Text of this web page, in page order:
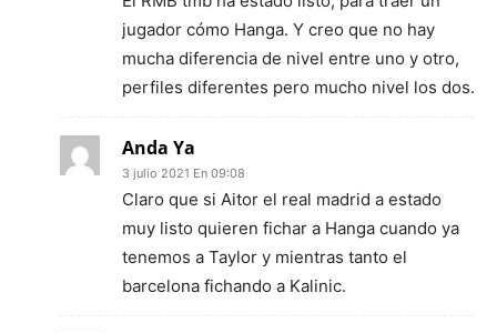
jugador cómo Hanga. Y creo que no hay
mucha diferencia de nivel entre uno y otro,
perfiles diferentes pero mucho nivel los dos.
Anda Ya
3 julio 2021 En 09:08
Claro que si Aitor el real madrid a estado
muy listo quieren fichar a Hanga cuando ya
tenemos a Taylor y mientras tanto el
barcelona fichando a Kalinic.